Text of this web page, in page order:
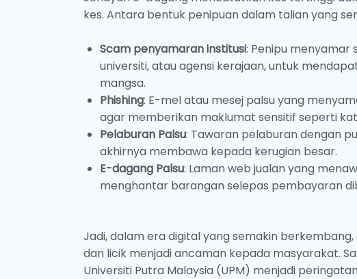
kes. Antara bentuk penipuan dalam talian yang
Scam penyamaran institusi: Penipu menyamar
universiti, atau agensi kerajaan, untuk
mangsa.
Phishing: E-mel atau mesej palsu yang
agar memberikan maklumat sensitif seperti
Pelaburan Palsu: Tawaran pelaburan dengan
akhirnya membawa kepada kerugian besar.
E-dagang Palsu: Laman web jualan yang
menghantar barangan selepas pembayaran
Jadi, dalam era digital yang semakin
dan licik menjadi ancaman kepada masyarakat.
Universiti Putra Malaysia (UPM) menjadi